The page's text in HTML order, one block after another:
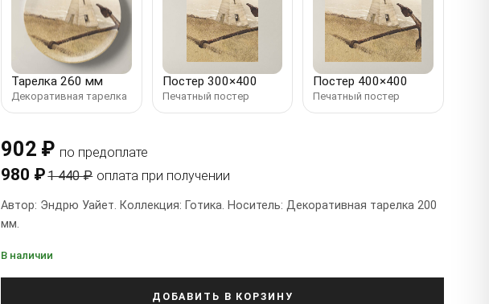
Тарелка 260 мм
Декоративная тарелка
Постер 300×400
Печатный постер
Постер 400×400
Печатный постер
902 ₽ по предоплате
980 ₽1 440 ₽ оплата при получении
Автор: Эндрю Уайет. Коллекция: Готика. Носитель: Декоративная тарелка 200
мм.
В наличии
ДОБАВИТЬ В КОРЗИНУ